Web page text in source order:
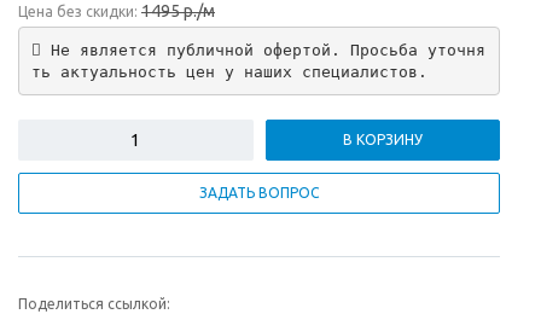
Цена без скидки: 1495 р./м
Не является публичной офертой. Просьба уточня
ть актуальность цен у наших специалистов.
В КОРЗИНУ
ЗАДАТЬ ВОПРОС
Поделиться ссылкой: